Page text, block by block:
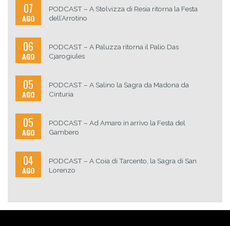
07
AGO
PODCAST – A Stolvizza di Resia ritorna la Festa
dell’Arrotino
06
AGO
PODCAST – A Paluzza ritorna il Palio Das
Cjarogiules
05
AGO
PODCAST – A Salino la Sagra da Madona da
Cinturia
05
AGO
PODCAST – Ad Amaro in arrivo la Festa del
Gambero
04
AGO
PODCAST – A Coia di Tarcento, la Sagra di San
Lorenzo